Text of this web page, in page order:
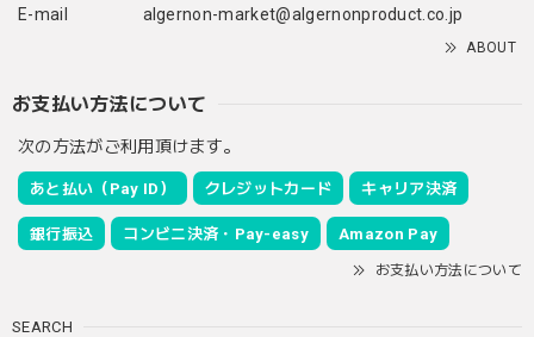
E-mail
algernon-market@algernonproduct.co.jp
ABOUT
お支払い方法について
次の方法がご利用頂けます。
あと払い（Pay ID） クレジットカード キャリア決済
銀行振込 コンビニ決済・Pay-easy Amazon Pay
お支払い方法について
SEARCH